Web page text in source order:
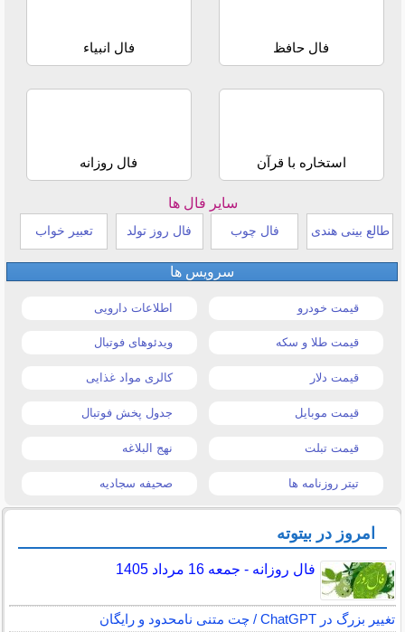
فال حافظ فال انبیاء
استخاره با قرآن فال روزانه
سایر فال ها
طالع بینی هندی فال چوب فال روز تولد تعبیر خواب
سرویس ها
قیمت خودرو اطلاعات دارویی
قیمت طلا و سکه ویدئوهای فوتبال
قیمت دلار کالری مواد غذایی
قیمت موبایل جدول پخش فوتبال
قیمت تبلت نهج البلاغه
تیتر روزنامه ها صحیفه سجادیه
امروز در بیتوته
فال روزانه - جمعه 16 مرداد 1405
تغییر بزرگ در ChatGPT / چت متنی نامحدود و رایگان